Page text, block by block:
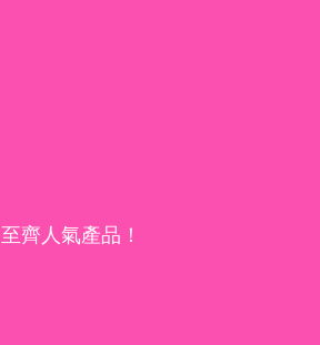
至齊人氣產品！